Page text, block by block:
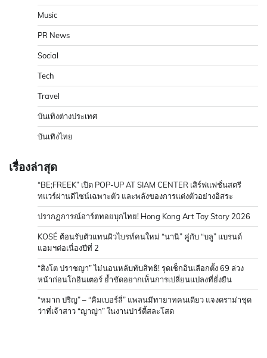
Music
PR News
Social
Tech
Travel
บันเทิงต่างประเทศ
บันเทิงไทย
เรื่องล่าสุด
“BE;FREEK” เปิด POP-UP AT SIAM CENTER เสิร์ฟแฟชั่นสตรี
ทแวร์ผ่านดีไซน์เฉพาะตัว และพลังของการแต่งตัวอย่างอิสระ
ปรากฏการณ์อาร์ตทอยบุกไทย! Hong Kong Art Toy Story 2026
KOSÉ ต้อนรับตัวแทนผิวไบรท์คนใหม่ “นานิ” คู่กับ “บลู” แบรนด์
แอมฯต่อเนื่องปีที่ 2
“สิงโต ปราชญา” ไม่นอนหลับทับสิทธิ! รุดเช็กอินเลือกตั้ง 69 ล่วง
หน้าก่อนโกอินเตอร์ ย้ำชัดอยากเห็นการเปลี่ยนแปลงที่ยั่งยืน
“หมาก ปริญ” – “คิมเบอร์ลี่” แพลนมีทายาทคนเดียว แจงดราม่าชุด
ว่าที่เจ้าสาว “ญาญ่า” ในงานปาร์ตี้สละโสด